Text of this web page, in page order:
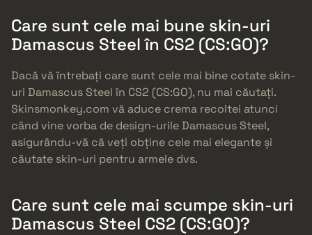
Care sunt cele mai bune skin-uri
Damascus Steel în CS2 (CS:GO)?
Dacă vă întrebați care sunt cele mai bine cotate skin-
uri Damascus Steel în CS2 (CS:GO), nu mai căutați.
Skinsmonkey.com vă aduce crema recoltei atunci
când vine vorba de design-urile Damascus Steel,
asigurându-vă că veți obține cele mai elegante și
căutate skin-uri pentru armele dvs.
Care sunt cele mai scumpe skin-uri
Damascus Steel CS2 (CS:GO)?